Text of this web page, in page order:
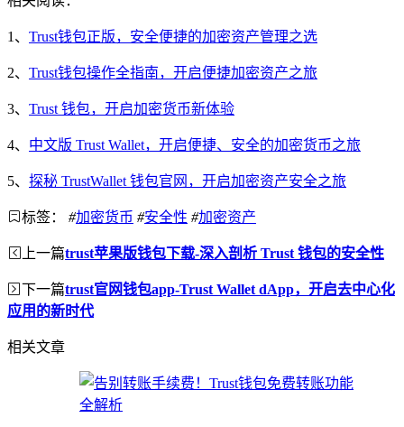
1、 Trust钱包正版，安全便捷的加密资产管理之选
2、 Trust钱包操作全指南，开启便捷加密资产之旅
3、 Trust 钱包，开启加密货币新体验
4、 中文版 Trust Wallet，开启便捷、安全的加密货币之旅
5、 探秘 TrustWallet 钱包官网，开启加密资产安全之旅
标签： #加密货币 #安全性 #加密资产
上一篇trust苹果版钱包下载-深入剖析 Trust 钱包的安全性
下一篇trust官网钱包app-Trust Wallet dApp，开启去中心化
应用的新时代
相关文章